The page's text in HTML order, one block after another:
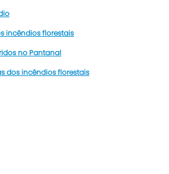
incêndios florestais
no Pantanal
dos incêndios florestais